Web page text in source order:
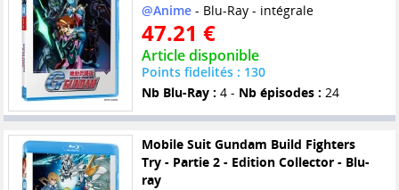
@Anime- Blu-Ray - intégrale
47.21 €
Article disponible
Points fidelités : 130
Nb Blu-Ray : 4 - Nb épisodes : 24
Mobile Suit Gundam Build Fighters
Try - Partie 2 - Edition Collector - Blu-
ray